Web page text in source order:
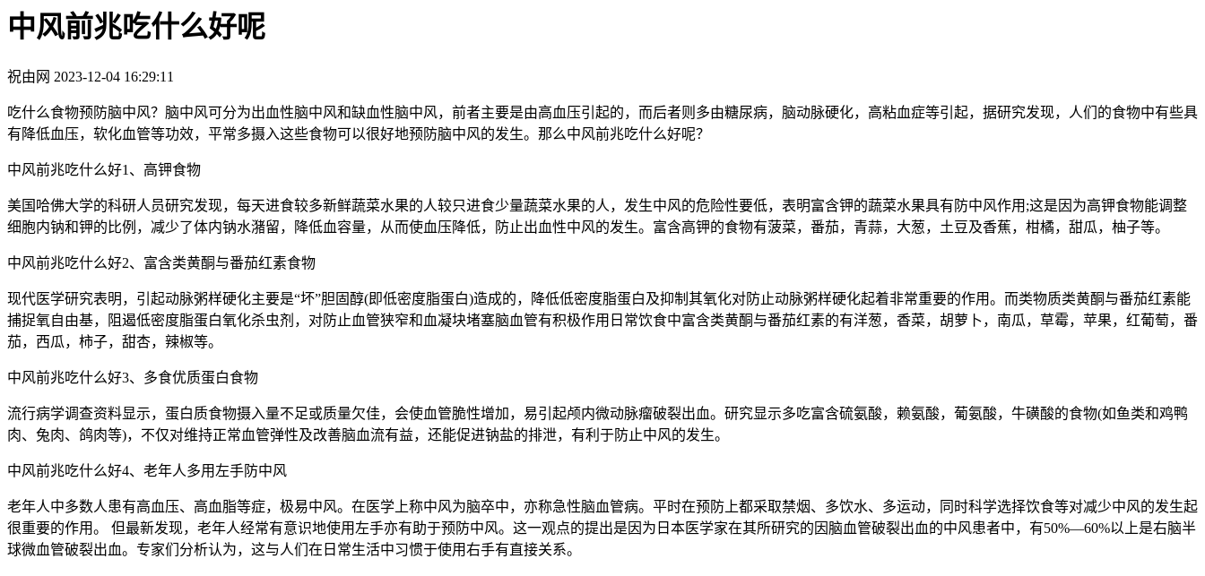
中风前兆吃什么好呢
祝由网 2023-12-04 16:29:11
吃什么食物预防脑中风？脑中风可分为出血性脑中风和缺血性脑中风，前者主要是由高血压引起的，而后者则多由糖尿病，脑动脉硬化，高粘血症等引起，据研究发现，人们的食物中有些具
有降低血压，软化血管等功效，平常多摄入这些食物可以很好地预防脑中风的发生。那么中风前兆吃什么好呢？
中风前兆吃什么好1、高钾食物
美国哈佛大学的科研人员研究发现，每天进食较多新鲜蔬菜水果的人较只进食少量蔬菜水果的人，发生中风的危险性要低，表明富含钾的蔬菜水果具有防中风作用;这是因为高钾食物能调整
细胞内钠和钾的比例，减少了体内钠水潴留，降低血容量，从而使血压降低，防止出血性中风的发生。富含高钾的食物有菠菜，番茄，青蒜，大葱，土豆及香蕉，柑橘，甜瓜，柚子等。
中风前兆吃什么好2、富含类黄酮与番茄红素食物
现代医学研究表明，引起动脉粥样硬化主要是“坏”胆固醇(即低密度脂蛋白)造成的，降低低密度脂蛋白及抑制其氧化对防止动脉粥样硬化起着非常重要的作用。而类物质类黄酮与番茄红素能
捕捉氧自由基，阻遏低密度脂蛋白氧化杀虫剂，对防止血管狭窄和血凝块堵塞脑血管有积极作用日常饮食中富含类黄酮与番茄红素的有洋葱，香菜，胡萝卜，南瓜，草霉，苹果，红葡萄，番
茄，西瓜，柿子，甜杏，辣椒等。
中风前兆吃什么好3、多食优质蛋白食物
流行病学调查资料显示，蛋白质食物摄入量不足或质量欠佳，会使血管脆性增加，易引起颅内微动脉瘤破裂出血。研究显示多吃富含硫氨酸，赖氨酸，葡氨酸，牛磺酸的食物(如鱼类和鸡鸭
肉、兔肉、鸽肉等)，不仅对维持正常血管弹性及改善脑血流有益，还能促进钠盐的排泄，有利于防止中风的发生。
中风前兆吃什么好4、老年人多用左手防中风
老年人中多数人患有高血压、高血脂等症，极易中风。在医学上称中风为脑卒中，亦称急性脑血管病。平时在预防上都采取禁烟、多饮水、多运动，同时科学选择饮食等对减少中风的发生起
很重要的作用。 但最新发现，老年人经常有意识地使用左手亦有助于预防中风。这一观点的提出是因为日本医学家在其所研究的因脑血管破裂出血的中风患者中，有50%—60%以上是右脑半
球微血管破裂出血。专家们分析认为，这与人们在日常生活中习惯于使用右手有直接关系。